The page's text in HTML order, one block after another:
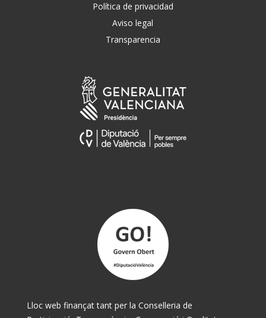
Política de privacidad
Aviso legal
Transparencia
Lloc web finançat tant per la Conselleria de